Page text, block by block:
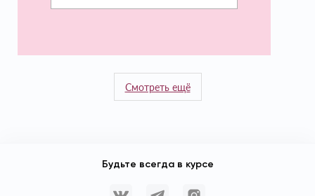
Смотреть ещё
Будьте всегда в курсе